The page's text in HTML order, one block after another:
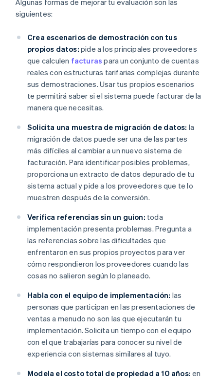
Algunas formas de mejorar tu evaluación son las
siguientes:
Crea escenarios de demostración con tus
propios datos: pide a los principales proveedores
que calculen facturas para un conjunto de cuentas
reales con estructuras tarifarias complejas durante
sus demostraciones. Usar tus propios escenarios
te permitirá saber si el sistema puede facturar de la
manera que necesitas.
Solicita una muestra de migración de datos: la
migración de datos puede ser una de las partes
más difíciles al cambiar a un nuevo sistema de
facturación. Para identificar posibles problemas,
proporciona un extracto de datos depurado de tu
sistema actual y pide a los proveedores que te lo
muestren después de la conversión.
Verifica referencias sin un guion: toda
implementación presenta problemas. Pregunta a
las referencias sobre las dificultades que
enfrentaron en sus propios proyectos para ver
cómo respondieron los proveedores cuando las
cosas no salieron según lo planeado.
Habla con el equipo de implementación: las
personas que participan en las presentaciones de
ventas a menudo no son las que ejecutarán tu
implementación. Solicita un tiempo con el equipo
con el que trabajarías para conocer su nivel de
experiencia con sistemas similares al tuyo.
Modela el costo total de propiedad a 10 años: en